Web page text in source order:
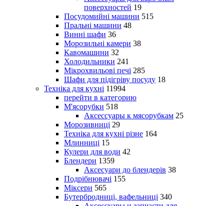
поверхностей 19
Посудомийні машини 515
Пральні машини 48
Винні шафи 36
Морозильні камери 38
Кавомашини 32
Холодильники 241
Мікрохвильові печі 285
Шафи для підігріву посуду 18
Техніка для кухні 11994
перейти в категорию
М'ясорубки 518
Аксессуары к мясорубкам 25
Морозивниці 29
Техніка для кухні різне 164
Млинниці 15
Кулери для води 42
Блендери 1359
Аксесуари до блендерів 38
Подрібнювачі 155
Міксери 565
Бутербродниці, вафельниці 340